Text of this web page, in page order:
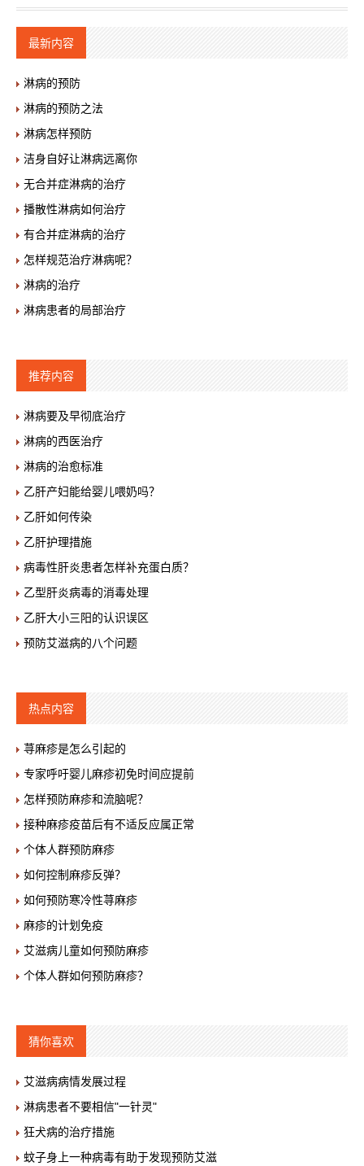
最新内容
淋病的预防
淋病的预防之法
淋病怎样预防
洁身自好让淋病远离你
无合并症淋病的治疗
播散性淋病如何治疗
有合并症淋病的治疗
怎样规范治疗淋病呢？
淋病的治疗
淋病患者的局部治疗
推荐内容
淋病要及早彻底治疗
淋病的西医治疗
淋病的治愈标准
乙肝产妇能给婴儿喂奶吗？
乙肝如何传染
乙肝护理措施
病毒性肝炎患者怎样补充蛋白质？
乙型肝炎病毒的消毒处理
乙肝大小三阳的认识误区
预防艾滋病的八个问题
热点内容
荨麻疹是怎么引起的
专家呼吁婴儿麻疹初免时间应提前
怎样预防麻疹和流脑呢？
接种麻疹疫苗后有不适反应属正常
个体人群预防麻疹
如何控制麻疹反弹？
如何预防寒冷性荨麻疹
麻疹的计划免疫
艾滋病儿童如何预防麻疹
个体人群如何预防麻疹？
猜你喜欢
艾滋病病情发展过程
淋病患者不要相信"一针灵"
狂犬病的治疗措施
蚊子身上一种病毒有助于发现预防艾滋